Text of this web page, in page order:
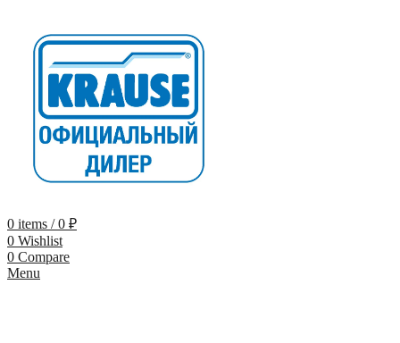
0 items / 0 ₽
0 Wishlist
0 Compare
Menu